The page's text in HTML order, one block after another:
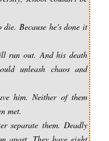
die. Because he's done it
run out. And his death
unleash chaos and
him. Neither of them
met.
separate them. Deadly